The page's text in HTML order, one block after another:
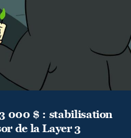
000 $ : stabilisation
de la Layer 3